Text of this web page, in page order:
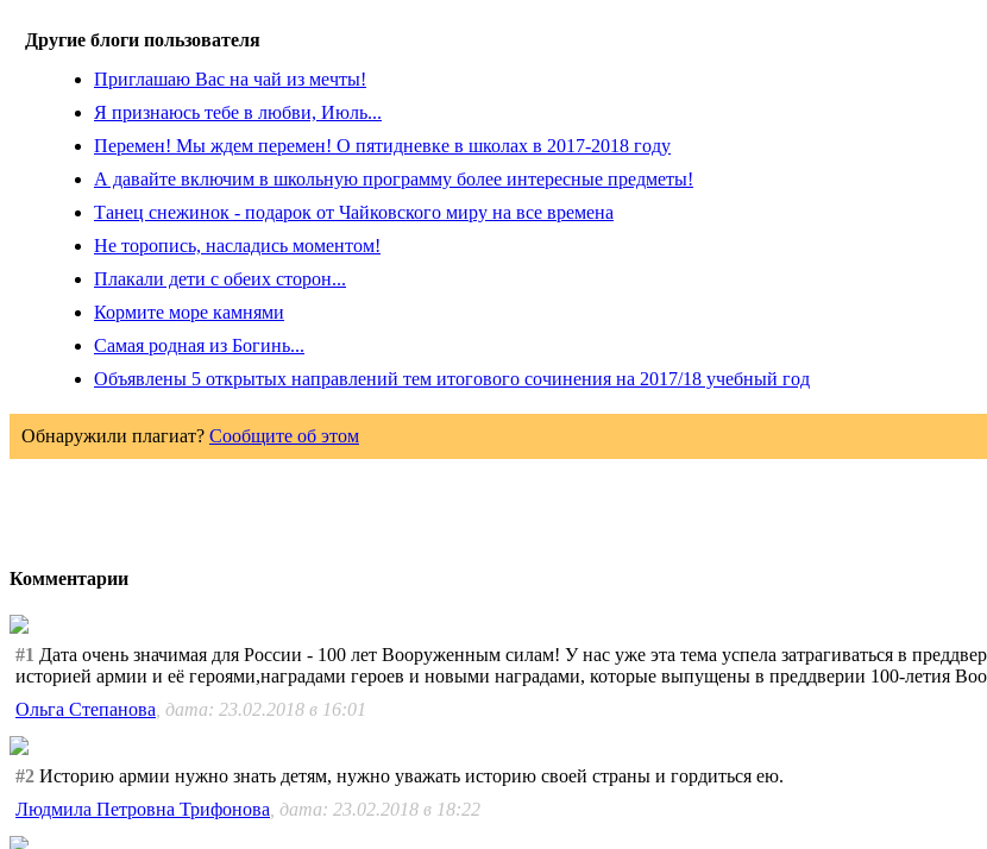
Другие блоги пользователя
Приглашаю Вас на чай из мечты!
Я признаюсь тебе в любви, Июль...
Перемен! Мы ждем перемен! О пятидневке в школах в 2017-2018 году
А давайте включим в школьную программу более интересные предметы!
Танец снежинок - подарок от Чайковского миру на все времена
Не торопись, насладись моментом!
Плакали дети с обеих сторон...
Кормите море камнями
Самая родная из Богинь...
Объявлены 5 открытых направлений тем итогового сочинения на 2017/18 учебный год
Обнаружили плагиат? Сообщите об этом
Комментарии
#1 Дата очень значимая для России - 100 лет Вооруженным силам! У нас уже эта тема успела затрагиваться в
историей армии и её героями,наградами героев и новыми наградами, которые выпущены в преддверии 100-летия
Ольга Степанова , дата: 23.02.2018 в 16:01
#2 Историю армии нужно знать детям, нужно уважать историю своей страны и гордиться ею.
Людмила Петровна Трифонова , дата: 23.02.2018 в 18:22